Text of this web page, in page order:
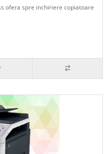
ofera spre inchiriere copiatoare